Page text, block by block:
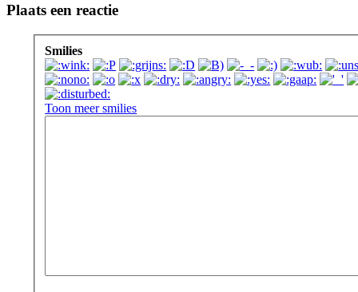
Plaats een reactie
Smilies
Toon meer smilies